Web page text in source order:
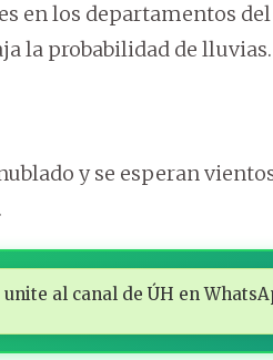
en los departamentos
la probabilidad de lluvias.
y se esperan
al canal de ÚH en